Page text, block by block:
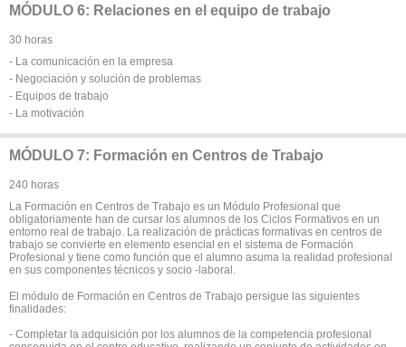
MÓDULO 6: Relaciones en el equipo de trabajo
30 horas
- La comunicación en la empresa
- Negociación y solución de problemas
- Equipos de trabajo
- La motivación
MÓDULO 7: Formación en Centros de Trabajo
240 horas
La Formación en Centros de Trabajo es un Módulo Profesional que
obligatoriamente han de cursar los alumnos de los Ciclos Formativos en un
entorno real de trabajo. La realización de prácticas formativas en centros de
trabajo se convierte en elemento esencial en el sistema de Formación
Profesional y tiene como función que el alumno asuma la realidad profesional
en sus componentes técnicos y socio -laboral.
El módulo de Formación en Centros de Trabajo persigue las siguientes
finalidades:
- Completar la adquisición por los alumnos de la competencia profesional